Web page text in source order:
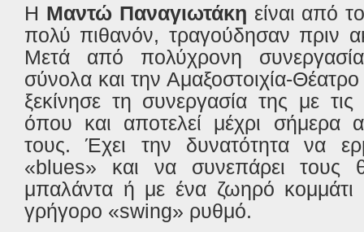
Η Μαντώ Παναγιωτάκη είναι από
πολύ πιθανόν, τραγούδησαν πριν
Μετά από πολύχρονη
σύνολα και την Αμαξοστοιχία-
ξεκίνησε τη συνεργασία της με
όπου και αποτελεί μέχρι σήμερα
τους. Έχει την δυνατότητα να
«blues» και να συνεπάρει τους
μπαλάντα ή με ένα ζωηρό
γρήγορο «swing» ρυθμό.